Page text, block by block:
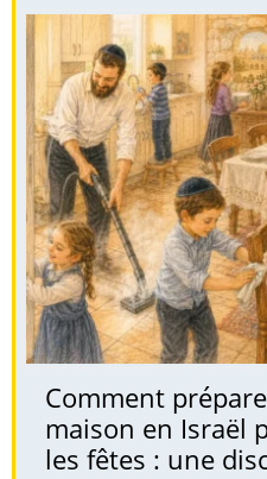
Comment
maison en Israël
les fêtes : une